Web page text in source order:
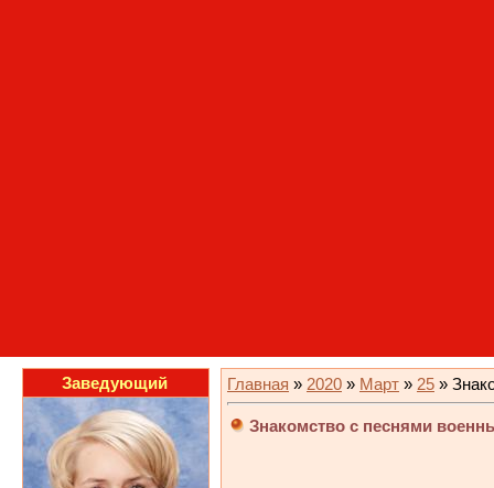
Заведующий Главная » 2020 » Март » 25 »
Знакомство с песнями